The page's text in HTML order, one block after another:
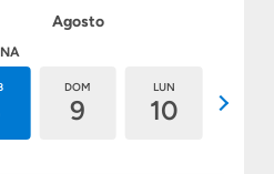
Agosto
DOM
9
LUN
10